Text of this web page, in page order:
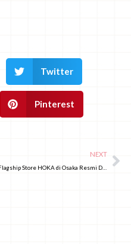
Twitter
Pinterest
NEXT
Flagship Store HOKA di Osaka Resmi Dibuka, Jalan 10.000 Langkah Sehari Pun Tetap Nyaman!